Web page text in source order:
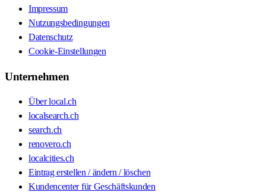
Impressum
Nutzungsbedingungen
Datenschutz
Cookie-Einstellungen
Unternehmen
Über local.ch
localsearch.ch
search.ch
renovero.ch
localcities.ch
Eintrag erstellen / ändern / löschen
Kundencenter für Geschäftskunden